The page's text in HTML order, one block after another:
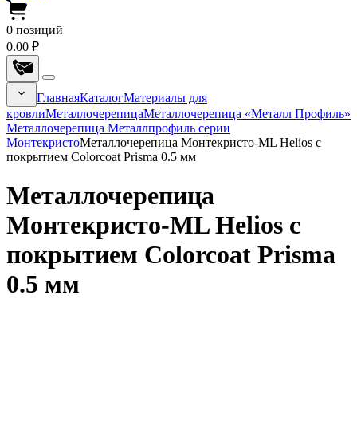
0 позиций
0.00 ₽
ГлавнаяКаталогМатериалы для
кровлиМеталлочерепицаМеталлочерепица «Металл Профиль»
Металлочерепица Металлпрофиль серии
МонтекристоМеталлочерепица Монтекристо-ML Helios с
покрытием Colorcoat Prisma 0.5 мм
Металлочерепица
Монтекристо-ML Helios с
покрытием Colorcoat Prisma
0.5 мм